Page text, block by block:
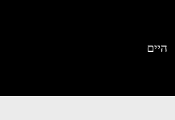
היים